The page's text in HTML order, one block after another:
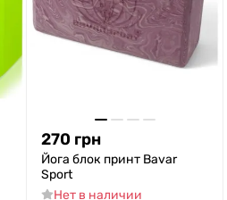
270 грн
Йога блок принт Bavar
Sport
Нет в наличии